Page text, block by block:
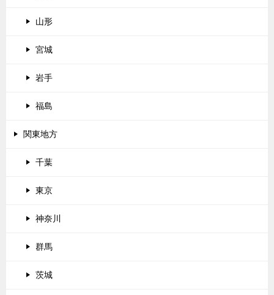
山形
宮城
岩手
福島
関東地方
千葉
東京
神奈川
群馬
茨城